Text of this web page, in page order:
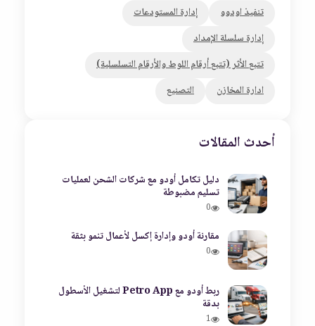
تنفيذ اودوو
إدارة المستودعات
إدارة سلسلة الإمداد
تتبع الأثر (تتبع أرقام اللوط والأرقام التسلسلية)
ادارة المخازن
التصنيع
أحدث المقالات
دليل تكامل أودو مع شركات الشحن لعمليات
تسليم مضبوطة
0
مقارنة أودو وإدارة إكسل لأعمال تنمو بثقة
0
ربط أودو مع Petro App لتشغيل الأسطول
بدقة
1